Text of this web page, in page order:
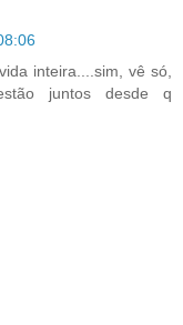
inteira....sim, vê só,
juntos desde q